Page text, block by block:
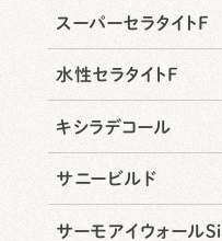
スーパーセラタイトF
水性セラタイトF
キシラデコール
サニービルド
サーモアイウォールSi